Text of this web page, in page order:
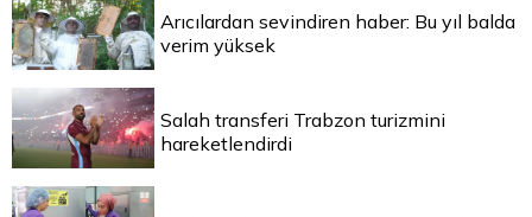
Arıcılardan sevindiren haber: Bu yıl balda
verim yüksek
Salah transferi Trabzon turizmini
hareketlendirdi